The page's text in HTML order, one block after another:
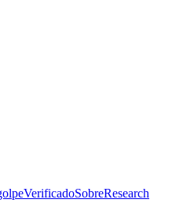
VerificadoSobreResearch